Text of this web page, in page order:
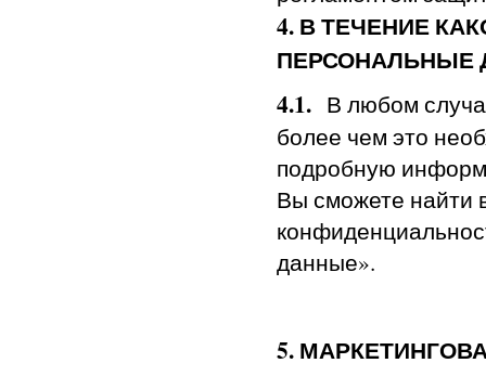
4. В ТЕЧЕНИЕ
ПЕРСОНАЛЬНЫЕ
4.1. В любом
более чем это
подробную
Вы сможете найти
данные».
5.